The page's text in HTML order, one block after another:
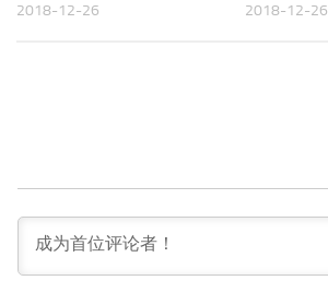
2018-12-26 2018-12-26